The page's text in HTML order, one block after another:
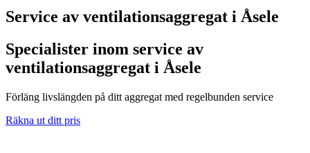
Service av ventilationsaggregat i Åsele
Specialister inom service av
ventilationsaggregat i Åsele
Förläng livslängden på ditt aggregat med regelbunden service
Räkna ut ditt pris